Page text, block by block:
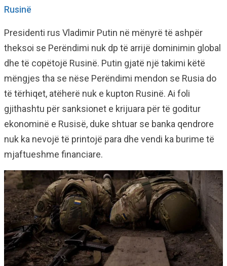
Rusinë
Presidenti rus Vladimir Putin në mënyrë të ashpër
theksoi se Perëndimi nuk dp të arrijë dominimin global
dhe të copëtojë Rusinë. Putin gjatë një takimi këtë
mëngjes tha se nëse Perëndimi mendon se Rusia do
të tërhiqet, atëherë nuk e kupton Rusinë. Ai foli
gjithashtu për sanksionet e krijuara për të goditur
ekonominë e Rusisë, duke shtuar se banka qendrore
nuk ka nevojë të printojë para dhe vendi ka burime të
mjaftueshme financiare.